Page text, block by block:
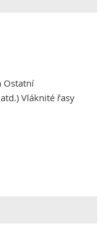
Ostatní
Vláknité řasy